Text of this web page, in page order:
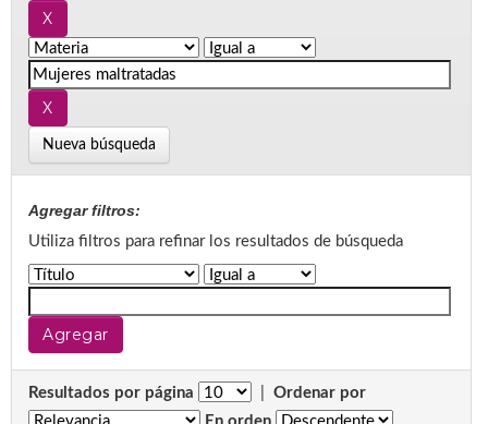
Nueva búsqueda
Agregar filtros:
Utiliza filtros para refinar los resultados de búsqueda
Resultados por página
Ordenar por